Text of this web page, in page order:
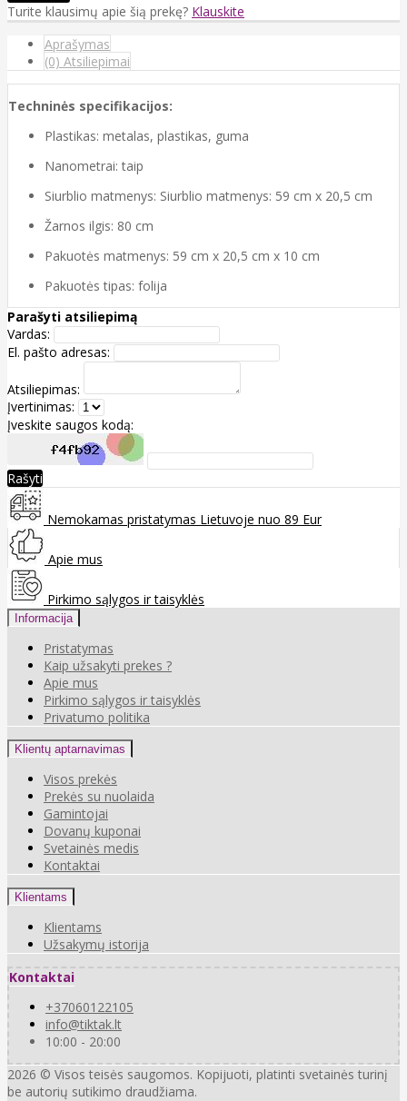
Turite klausimų apie šią prekę? Klauskite
Aprašymas
(0) Atsiliepimai
Techninės specifikacijos:
Plastikas: metalas, plastikas, guma
Nanometrai: taip
Siurblio matmenys: Siurblio matmenys: 59 cm x 20,5 cm
Žarnos ilgis: 80 cm
Pakuotės matmenys: 59 cm x 20,5 cm x 10 cm
Pakuotės tipas: folija
Parašyti atsiliepimą
Vardas:
El. pašto adresas:
Atsiliepimas:
Įvertinimas:
Įveskite saugos kodą:
Rašyti
Nemokamas pristatymas Lietuvoje nuo 89 Eur
Apie mus
Pirkimo sąlygos ir taisyklės
Informacija
Pristatymas
Kaip užsakyti prekes ?
Apie mus
Pirkimo sąlygos ir taisyklės
Privatumo politika
Klientų aptarnavimas
Visos prekės
Prekės su nuolaida
Gamintojai
Dovanų kuponai
Svetainės medis
Kontaktai
Klientams
Klientams
Užsakymų istorija
Kontaktai
+37060122105
info@tiktak.lt
10:00 - 20:00
2026 © Visos teisės saugomos. Kopijuoti, platinti svetainės turinį
be autorių sutikimo draudžiama.